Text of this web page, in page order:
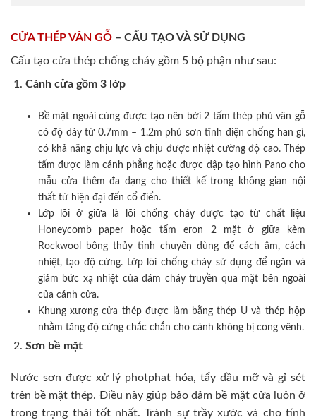
CỬA THÉP VÂN GỖ – CẤU TẠO VÀ SỬ DỤNG
Cấu tạo cửa thép chống cháy gồm 5 bộ phận như sau:
Cánh cửa gồm 3 lớp
Bề mặt ngoài cùng được tạo nên bởi 2 tấm thép phủ vân gỗ
có độ dày từ 0.7mm – 1.2m phủ sơn tĩnh điện chống han gỉ,
có khả năng chịu lực và chịu được nhiệt cường độ cao. Thép
tấm được làm cánh phẳng hoặc được dập tạo hình Pano cho
mẫu cửa thêm đa dạng cho thiết kế trong không gian nội
thất từ hiện đại đến cổ điển.
Lớp lõi ở giữa là lõi chống cháy được tạo từ chất liệu
Honeycomb paper hoặc tấm eron 2 mặt ở giữa kèm
Rockwool bông thủy tinh chuyên dùng để cách âm, cách
nhiệt, tạo độ cứng. Lớp lõi chống cháy sử dụng để ngăn và
giảm bức xạ nhiệt của đám cháy truyền qua mặt bên ngoài
của cánh cửa.
Khung xương cửa thép được làm bằng thép U và thép hộp
nhằm tăng độ cứng chắc chắn cho cánh không bị cong vênh.
Sơn bề mặt
Nước sơn được xử lý photphat hóa, tẩy dầu mỡ và gỉ sét
trên bề mặt thép. Điều này giúp bảo đảm bề mặt cửa luôn ở
trong trạng thái tốt nhất. Tránh sự trầy xước và cho tính